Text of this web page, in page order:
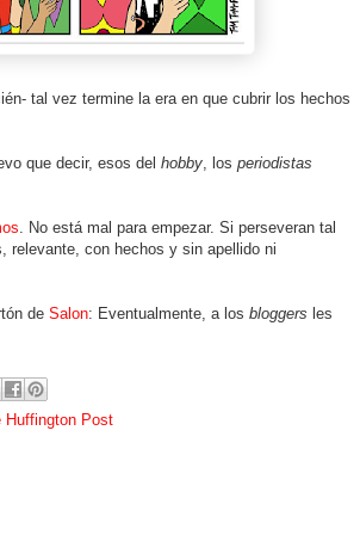
tal vez termine la era en que cubrir los hechos
que decir, esos del hobby, los periodistas
. No está mal para empezar. Si perseveran tal
relevante, con hechos y sin apellido ni
de Salon: Eventualmente, a los bloggers les
Huffington Post